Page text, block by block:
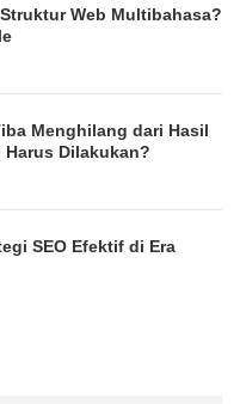
Web Multibahasa?
Menghilang dari Hasil
Harus Dilakukan?
SEO Efektif di Era